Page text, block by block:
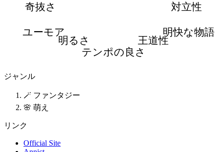
対立性
明快な物語
王道性
テンポの良さ
明るさ
ユーモア
奇抜さ
ジャンル
🪄 ファンタジー
🌸 萌え
リンク
Official Site